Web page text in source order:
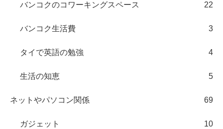
バンコクのコワーキングスペース 22
バンコク生活費 3
タイで英語の勉強 4
生活の知恵 5
ネットやパソコン関係 69
ガジェット 10